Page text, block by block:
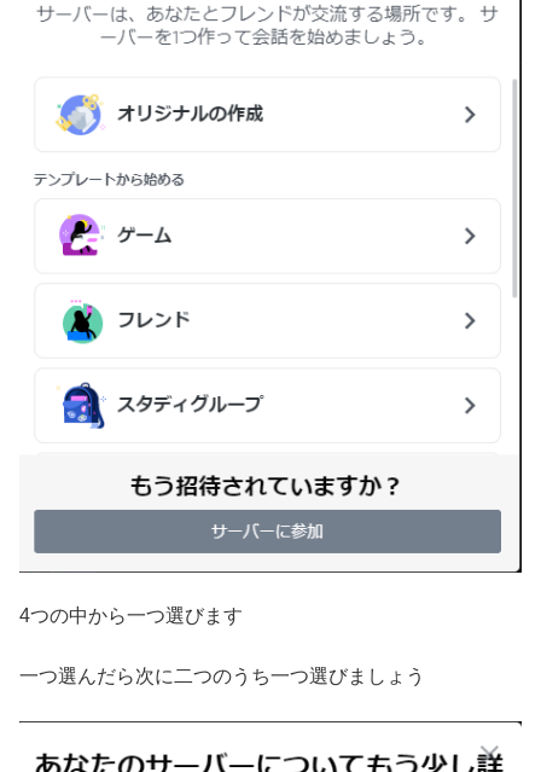
4つの中から一つ選びます
一つ選んだら次に二つのうち一つ選びましょう